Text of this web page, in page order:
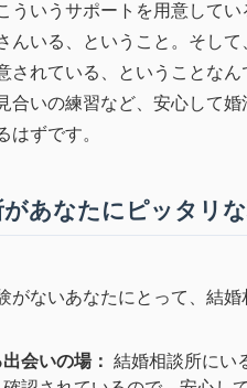
ういうサポートを用意して
んいる、ということ。そし
されている、ということな
合いの練習など、安心して
はずです。
があなたにピッタリ
がないあなたにとって、結
会いの場： 結婚相談所にい